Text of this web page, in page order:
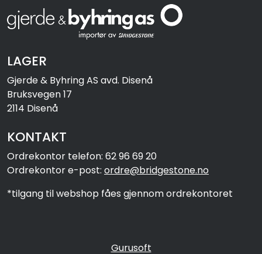
LAGER
Gjerde & Byhring AS avd. Disenå
Bruksvegen 17
2114 Disenå
KONTAKT
Ordrekontor telefon: 62 96 69 20
Ordrekontor e-post: ordre@bridgestone.no
*tilgang til webshop fåes gjennom ordrekontoret
Gurusoft